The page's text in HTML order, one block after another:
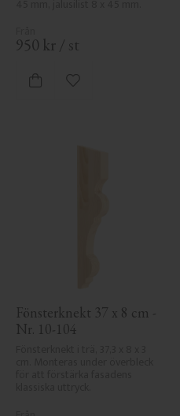
950 kr / st
Lägg till i favoriter
Fönsterknekt 37 x 8 cm -
Nr. 10-104